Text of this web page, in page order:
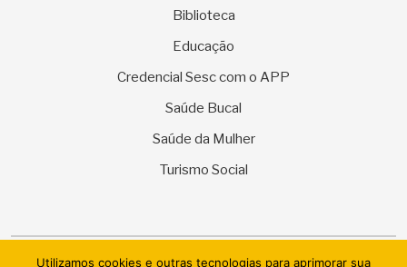
Biblioteca
Educação
Credencial Sesc com o APP
Saúde Bucal
Saúde da Mulher
Turismo Social
Utilizamos cookies e outras tecnologias para aprimorar sua